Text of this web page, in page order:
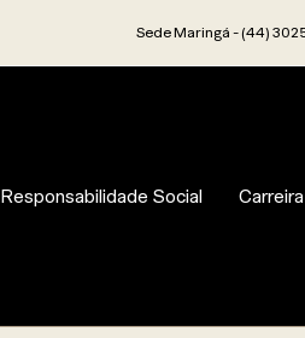
Sede Maringá - (44)
Responsabilidade Social Carreira